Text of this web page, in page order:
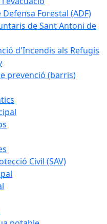
Forestal (ADF)
de Sant Antoni de
d'Incendis als Refugis
prevenció (barris)
Civil (SAV)